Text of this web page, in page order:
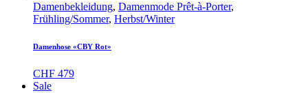
Damenbekleidung, Damenmode Prêt-à-Porter,
Frühling/Sommer, Herbst/Winter
Damenhose «CBY Rot»
CHF 479
Sale